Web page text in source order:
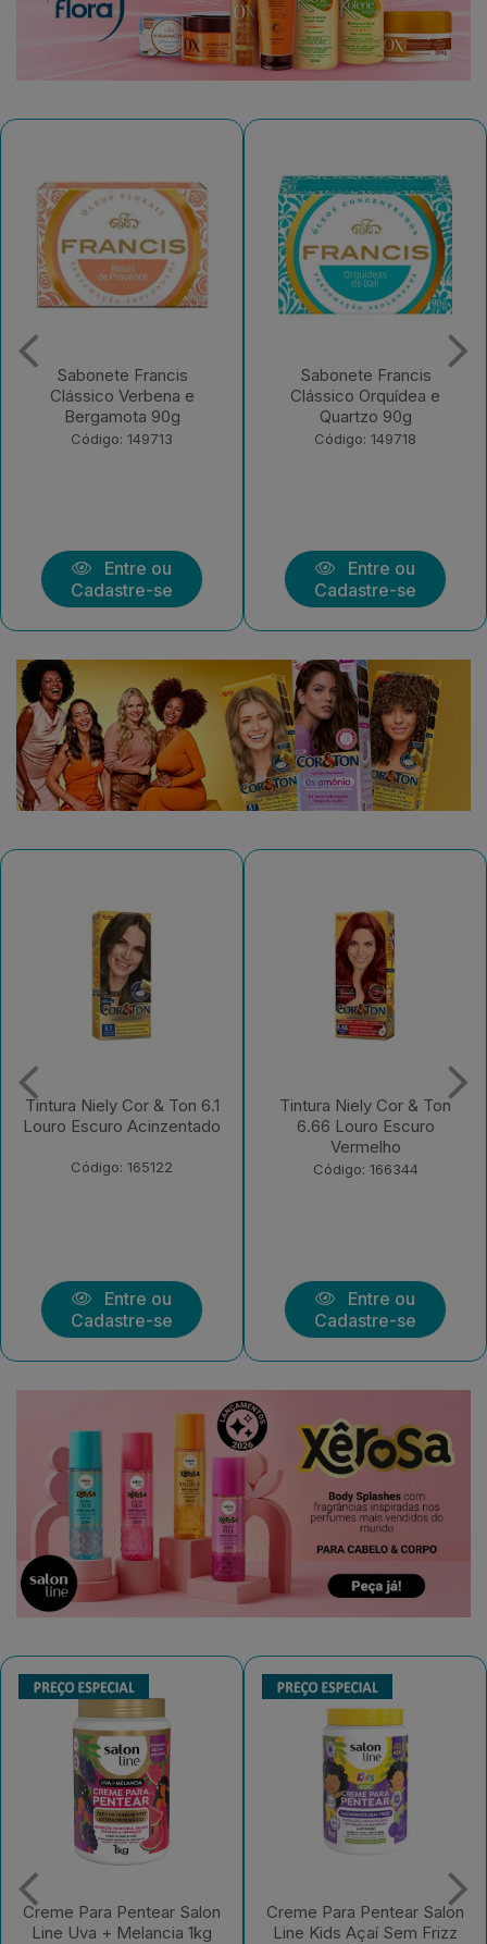
Sabonete Francis
Clássico Orquídea e
Quartzo 90g
Código: 149718
Entre ou
Cadastre-se
Desodorante Aerossol
Francis Men Active
Código: 182965
Entre ou
Cadastre-se
Tintura Niely Cor & Ton
6.66 Louro Escuro
Código: 166344
Entre ou
Cadastre-se
Tintura Niely Cor & Ton
11.11 Prata
Código: 180189
Entre ou
Cadastre-se
Creme Para Pentear Salon
Line Kids Açaí Sem Frizz
Gelatina Salon Line
#Todecacho Kids